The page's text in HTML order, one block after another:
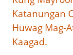
Katanungan
Huwag Mag-
Kaagad.